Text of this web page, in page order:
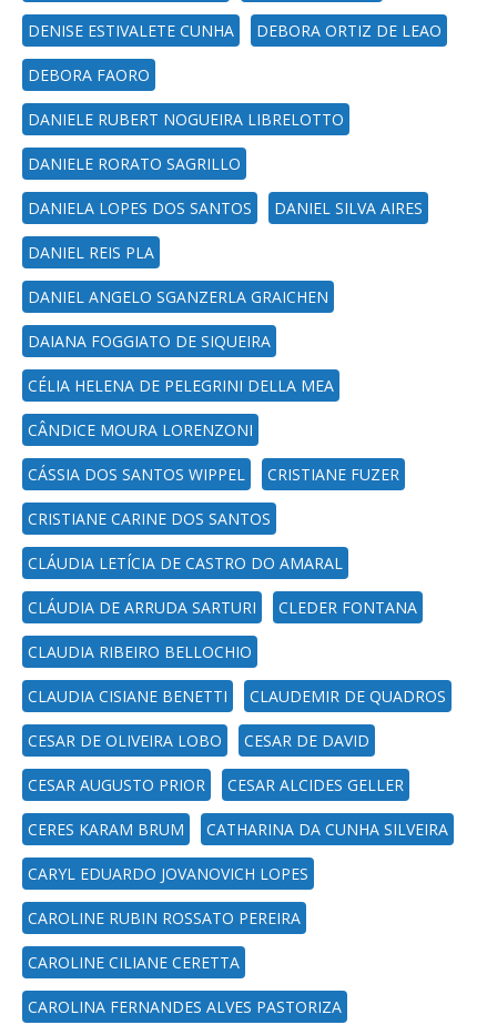
DENISE ESTIVALETE CUNHA DEBORA ORTIZ DE LEAO
DEBORA FAORO
DANIELE RUBERT NOGUEIRA LIBRELOTTO
DANIELE RORATO SAGRILLO
DANIELA LOPES DOS SANTOS DANIEL SILVA AIRES
DANIEL REIS PLA
DANIEL ANGELO SGANZERLA GRAICHEN
DAIANA FOGGIATO DE SIQUEIRA
CÉLIA HELENA DE PELEGRINI DELLA MEA
CÂNDICE MOURA LORENZONI
CÁSSIA DOS SANTOS WIPPEL CRISTIANE FUZER
CRISTIANE CARINE DOS SANTOS
CLÁUDIA LETÍCIA DE CASTRO DO AMARAL
CLÁUDIA DE ARRUDA SARTURI CLEDER FONTANA
CLAUDIA RIBEIRO BELLOCHIO
CLAUDIA CISIANE BENETTI CLAUDEMIR DE QUADROS
CESAR DE OLIVEIRA LOBO CESAR DE DAVID
CESAR AUGUSTO PRIOR CESAR ALCIDES GELLER
CERES KARAM BRUM CATHARINA DA CUNHA SILVEIRA
CARYL EDUARDO JOVANOVICH LOPES
CAROLINE RUBIN ROSSATO PEREIRA
CAROLINE CILIANE CERETTA
CAROLINA FERNANDES ALVES PASTORIZA